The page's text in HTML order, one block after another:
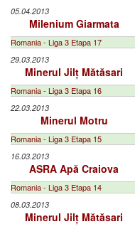
05.04.2013
Milenium Giarmata
Romania - Liga 3 Etapa 17
29.03.2013
Minerul Jilț Mătăsari
Romania - Liga 3 Etapa 16
22.03.2013
Minerul Motru
Romania - Liga 3 Etapa 15
16.03.2013
ASRA Apă Craiova
Romania - Liga 3 Etapa 14
08.03.2013
Minerul Jilț Mătăsari